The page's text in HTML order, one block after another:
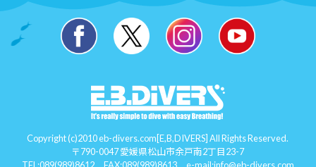
Copyright (c)2010 eb-divers.com[E,B,DIVERS] All Rights Reserved.
〒790-0047 愛媛県松山市余戸南2丁目23-7